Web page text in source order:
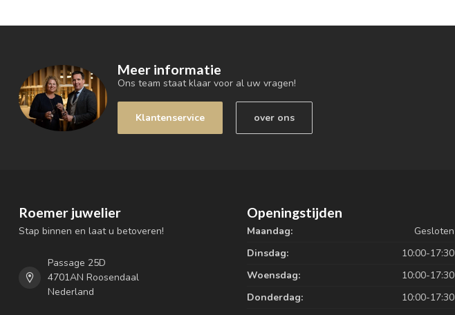
Meer informatie
Ons team staat klaar voor al uw vragen!
Klantenservice over ons
Roemer juwelier
Stap binnen en laat u betoveren!
Passage 25D
4701AN Roosendaal
Nederland
Openingstijden
Maandag:
Gesloten
Dinsdag:
10:00-17:30
Woensdag:
10:00-17:30
Donderdag:
10:00-17:30